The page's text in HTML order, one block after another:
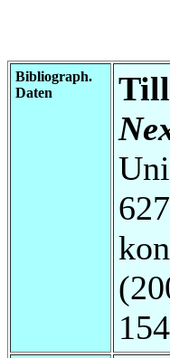
Bibliograph.
Daten